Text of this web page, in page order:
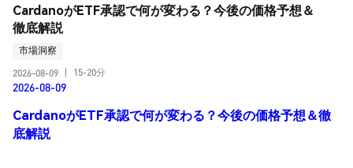
CardanoがETF承認で何が変わる？今後の価格予想＆
徹底解説
市場洞察
2026-08-09
15-20分
2026-08-09
CardanoがETF承認で何が変わる？今後の価格予想＆徹
底解説